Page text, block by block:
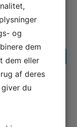
Linkbuilding
linkbuilding
3. januar 2020
og det
hver eneste
og
dem
dem eller
af deres
du